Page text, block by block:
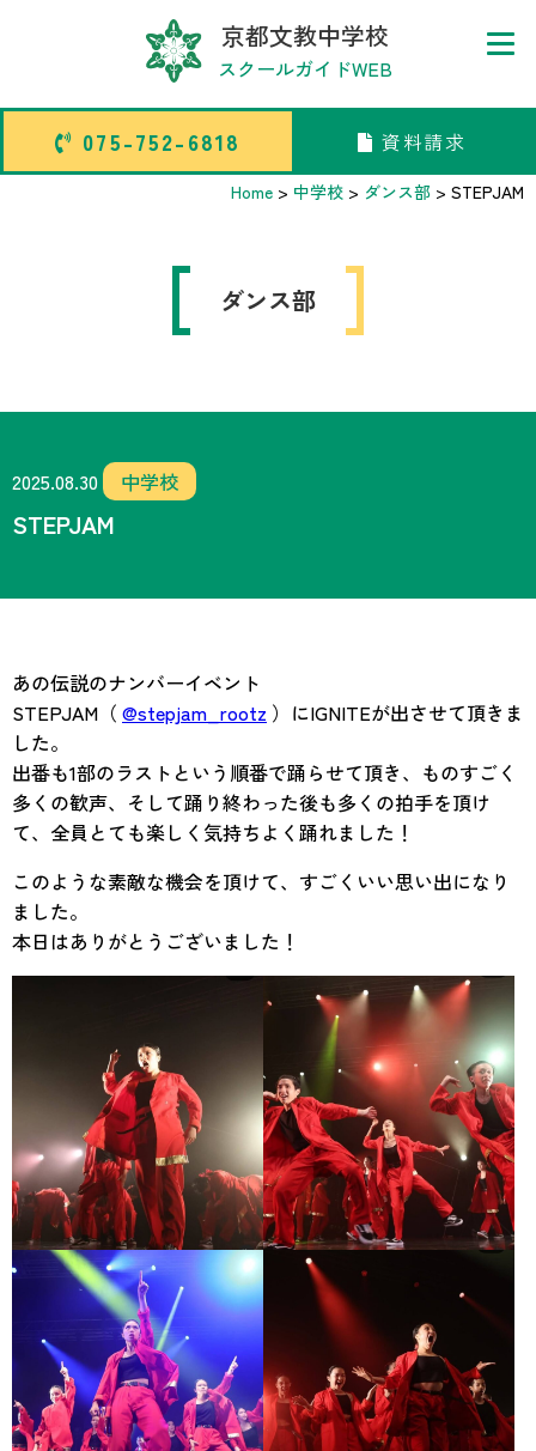
075-752-6818 資料請求
中学校部活TOP
卒業生メッセージ
京都文教中学校
スクールガイドWEB
075-752-6818 資料請求
Home > 中学校 > ダンス部 > STEPJAM
ダンス部
2025.08.30 中学校
STEPJAM
あの伝説のナンバーイベント
STEPJAM（ @stepjam_rootz ）にIGNITEが出させて頂きま
した。
出番も1部のラストという順番で踊らせて頂き、ものすごく
多くの歓声、そして踊り終わった後も多くの拍手を頂け
て、全員とても楽しく気持ちよく踊れました！
このような素敵な機会を頂けて、すごくいい思い出になり
ました。
本日はありがとうございました！